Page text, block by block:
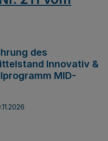
des
Innovativ &
MID-